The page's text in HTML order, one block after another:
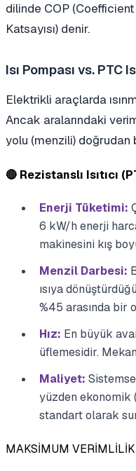
dilinde COP
Katsayısı) denir.
Isı Pompası vs. PTC
Elektrikli araçlarda
Ancak aralarındaki
yolu (menzili) doğrudan
🔴 Rezistanslı Isıtıcı
Enerji Tüketimi:
6 kW/h enerji
makinesini kış
Menzil Darbesi:
ısıya
%45 arasında bir
Hız: En büyük
üflemesidir.
Maliyet:
yüzden
standart olarak
MAKSİMUM VERİMLİLİK